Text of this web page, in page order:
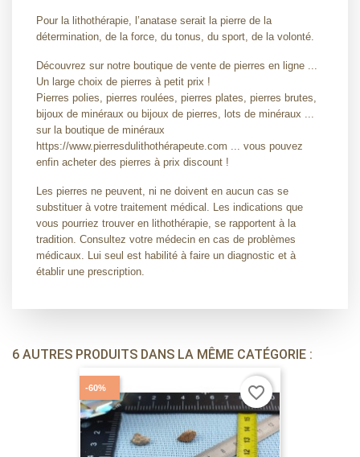
Pour la lithothérapie, l’anatase serait la pierre de la
détermination, de la force, du tonus, du sport, de la volonté.
Découvrez sur notre boutique de vente de pierres en ligne ...
Un large choix de pierres à petit prix !
Pierres polies, pierres roulées, pierres plates, pierres brutes,
bijoux de minéraux ou bijoux de pierres, lots de minéraux ...
sur la boutique de minéraux
https://www.pierresdulithothérapeute.com ... vous pouvez
enfin acheter des pierres à prix discount !
Les pierres ne peuvent, ni ne doivent en aucun cas se
substituer à votre traitement médical. Les indications que
vous pourriez trouver en lithothérapie, se rapportent à la
tradition. Consultez votre médecin en cas de problèmes
médicaux. Lui seul est habilité à faire un diagnostic et à
établir une prescription.
6 AUTRES PRODUITS DANS LA MÊME CATÉGORIE :
-60% favorite_border